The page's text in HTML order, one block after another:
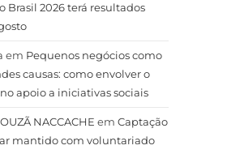
Brasil 2026 terá resultados
em Pequenos negócios como
causas: como envolver o
apoio a iniciativas sociais
NACCACHE em Captação
mantido com voluntariado